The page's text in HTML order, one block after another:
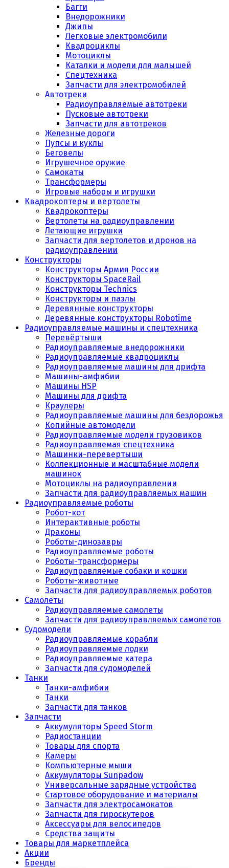
Багги
Внедорожники
Джипы
Легковые электромобили
Квадроциклы
Мотоциклы
Каталки и модели для малышей
Спецтехника
Запчасти для электромобилей
Автотреки
Радиоуправляемые автотреки
Пусковые автотреки
Запчасти для автотреков
Железные дороги
Пупсы и куклы
Беговелы
Игрушечное оружие
Самокаты
Трансформеры
Игровые наборы и игрушки
Квадрокоптеры и вертолеты
Квадрокоптеры
Вертолеты на радиоуправлении
Летающие игрушки
Запчасти для вертолетов и дронов на
радиоуправлении
Конструкторы
Конструкторы Армия России
Конструкторы SpaceRail
Конструкторы Technics
Конструкторы и пазлы
Деревянные конструкторы
Деревянные конструкторы Robotime
Радиоуправляемые машины и спецтехника
Перевёртыши
Радиоуправляемые внедорожники
Радиоуправляемые квадроциклы
Радиоуправляемые машины для дрифта
Машины-амфибии
Машины HSP
Машины для дрифта
Краулеры
Радиоуправляемые машины для бездорожья
Копийные автомодели
Радиоуправляемые модели грузовиков
Радиоуправляемая спецтехника
Машинки-перевертыши
Коллекционные и масштабные модели
машинок
Мотоциклы на радиоуправлении
Запчасти для радиоуправляемых машин
Радиоуправляемые роботы
Робот-кот
Интерактивные роботы
Драконы
Роботы-динозавры
Радиоуправляемые роботы
Роботы-трансформеры
Радиоуправляемые собаки и кошки
Роботы-животные
Запчасти для радиоуправляемых роботов
Самолеты
Радиоуправляемые самолеты
Запчасти для радиоуправляемых самолетов
Судомодели
Радиоуправляемые корабли
Радиоуправляемые лодки
Радиоуправляемые катера
Запчасти для судомоделей
Танки
Танки-амфибии
Танки
Запчасти для танков
Запчасти
Аккумуляторы Speed Storm
Радиостанции
Товары для спорта
Камеры
Компьютерные мыши
Аккумуляторы Sunpadow
Универсальные зарядные устройства
Стартовое оборудование и материалы
Запчасти для электросамокатов
Запчасти для гироскутеров
Аксессуары для велосипедов
Средства защиты
Товары для маркетплейса
Акции
Бренды